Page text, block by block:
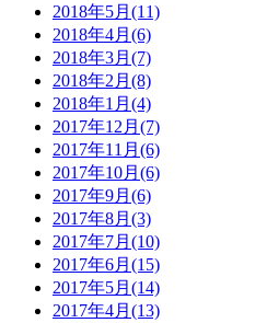
2018年5月(11)
2018年4月(6)
2018年3月(7)
2018年2月(8)
2018年1月(4)
2017年12月(7)
2017年11月(6)
2017年10月(6)
2017年9月(6)
2017年8月(3)
2017年7月(10)
2017年6月(15)
2017年5月(14)
2017年4月(13)